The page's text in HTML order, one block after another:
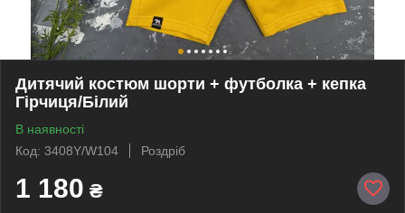
Дитячий костюм шорти + футболка + кепка
Гірчиця/Білий
В наявності
Код: 3408Y/W104
Роздріб
1 180 ₴